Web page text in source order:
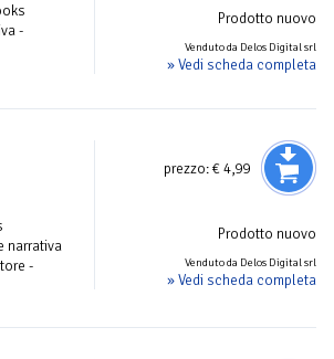
Prodotto nuovo
Venduto da Delos Digital srl
» Vedi scheda completa
-
prezzo:€ 4,99
Prodotto nuovo
Venduto da Delos Digital srl
» Vedi scheda completa
narrativa
-